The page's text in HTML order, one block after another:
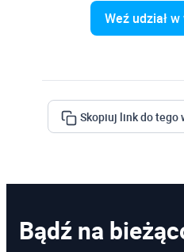
Weź udział
Skopiuj link do tego
Bądź na